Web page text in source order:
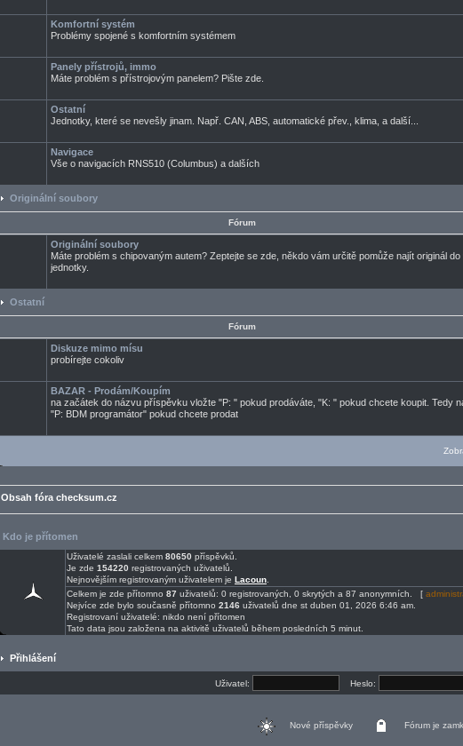
Komfortní systém
Problémy spojené s komfortním systémem
Panely přístrojů, immo
Máte problém s přístrojovým panelem? Pište zde.
Ostatní
Jednotky, které se nevešly jinam. Např. CAN, ABS, automatické přev., klima, a další...
Navigace
Vše o navigacích RNS510 (Columbus) a dalších
Originální soubory
Fórum
Originální soubory
Máte problém s chipovaným autem? Zeptejte se zde, někdo vám určitě pomůže najít originál
jednotky.
Ostatní
Fórum
Diskuze mimo mísu
probírejte cokoliv
BAZAR - Prodám/Koupím
na začátek do názvu příspěvku vložte "P: " pokud prodáváte, "K: " pokud chcete koupit. Tedy
"P: BDM programátor" pokud chcete prodat
Obsah fóra checksum.cz
Kdo je přítomen
Uživatelé zaslali celkem 80650 příspěvků.
Je zde 154220 registrovaných uživatelů.
Nejnovějším registrovaným uživatelem je Lacoun
Celkem je zde přítomno 87 uživatelů: 0 registrovaných, 0 skrytých a 87 anonymních. [
Nejvíce zde bylo současně přítomno 2146 uživatelů dne st duben 01, 2026 6:46 am.
Registrovaní uživatelé: nikdo není přítomen
Tato data jsou založena na aktivitě uživatelů během posledních 5 minut.
Přihlášení
Uživatel: Heslo:
Nové příspěvky Fórum je